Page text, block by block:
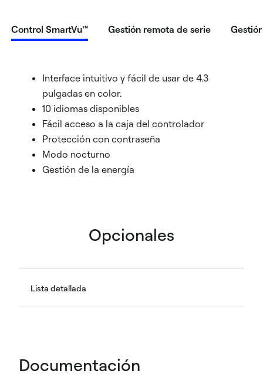
Control SmartVu™ Gestión remota de serie
Interface intuitivo y fácil de usar de 4.3
pulgadas en color.
10 idiomas disponibles
Fácil acceso a la caja del controlador
Protección con contraseña
Modo nocturno
Gestión de la energía
Opcionales
Lista detallada
Documentación